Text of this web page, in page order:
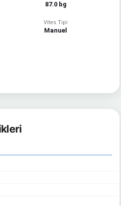
87.0 bg
Vites Tipi
Manuel